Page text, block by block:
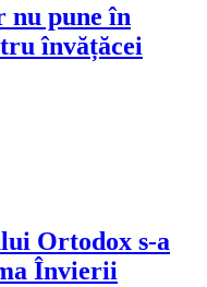
nu pune în
învățăcei
Ortodox s-a
Învierii